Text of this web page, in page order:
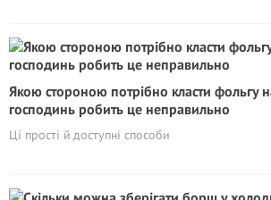
Якою стороною потрібно класти фольгу
господинь робить це неправильно
Ці прості й доступні способи